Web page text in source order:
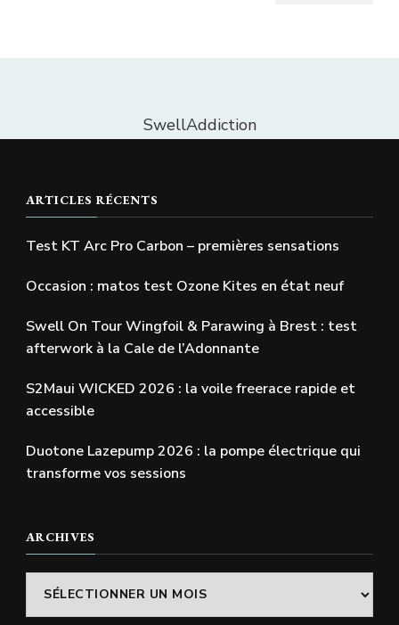
SwellAddiction
ARTICLES RÉCENTS
Test KT Arc Pro Carbon – premières sensations
Occasion : matos test Ozone Kites en état neuf
Swell On Tour Wingfoil & Parawing à Brest : test
afterwork à la Cale de l’Adonnante
S2Maui WICKED 2026 : la voile freerace rapide et
accessible
Duotone Lazepump 2026 : la pompe électrique qui
transforme vos sessions
ARCHIVES
Archives